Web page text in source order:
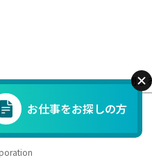
閉じ
お仕事をお探しの方